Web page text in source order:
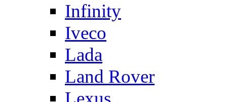
Infinity
Iveco
Lada
Land Rover